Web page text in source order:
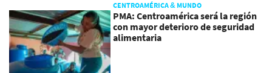
CENTROAMÉRICA & MUNDO
PMA: Centroamérica será la región
con mayor deterioro de seguridad
alimentaria